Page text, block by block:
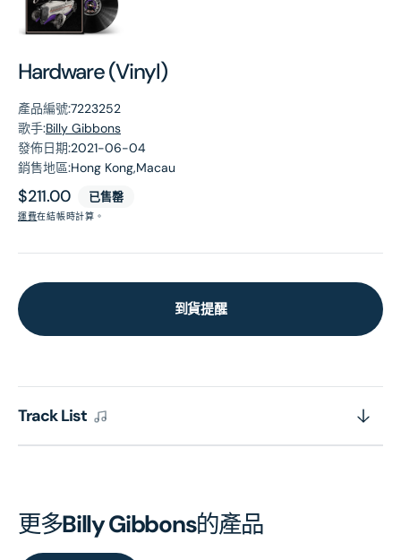
Hardware (Vinyl)
產品編號:7223252
歌手:Billy Gibbons
發佈日期:2021-06-04
銷售地區:Hong Kong,Macau
原
價
$211.00 已售罄
運費在結帳時計算。
到貨提醒
Track List
更多Billy Gibbons的產品